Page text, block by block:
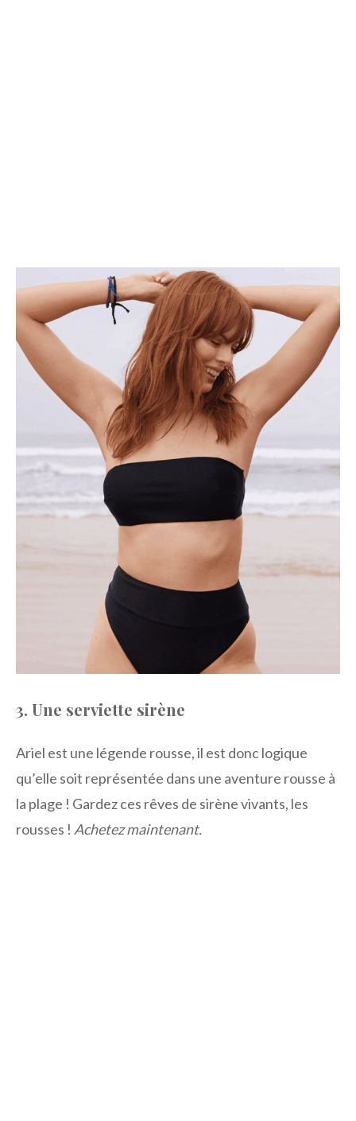
3. Une serviette sirène
Ariel est une légende rousse, il est donc logique
qu’elle soit représentée dans une aventure rousse à
la plage ! Gardez ces rêves de sirène vivants, les
rousses ! Achetez maintenant.